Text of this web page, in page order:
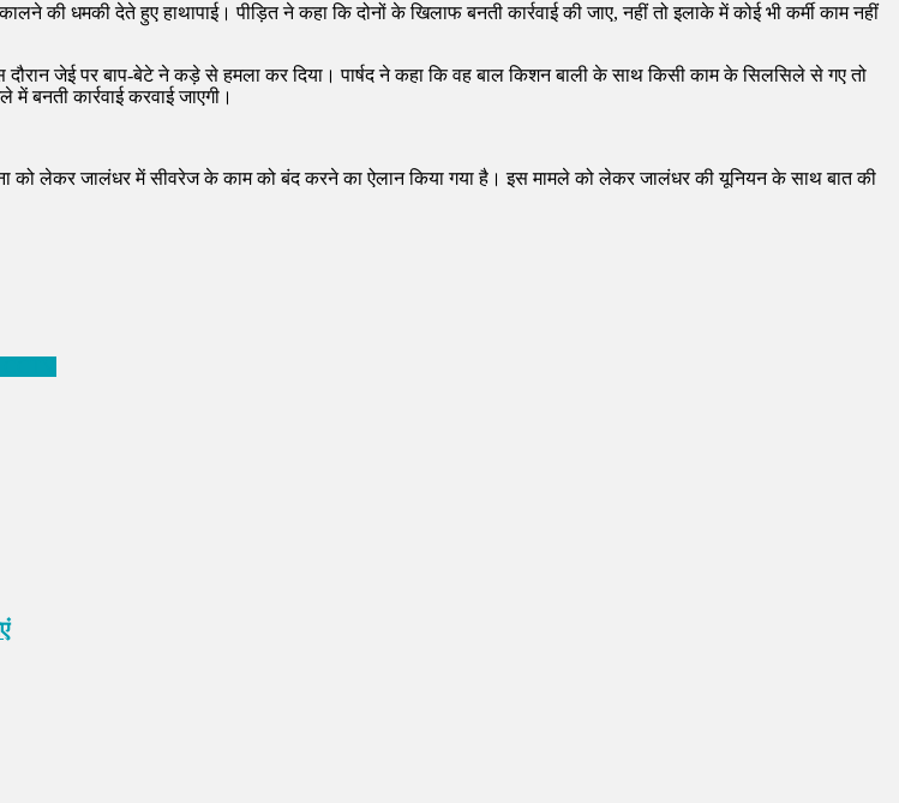
की धमकी देते हुए हाथापाई। पीड़ित ने कहा कि दोनों के खिलाफ बनती कार्रवाई की जाए, नहीं तो इलाके में कोई भी कर्मी काम नहीं
जेई पर बाप-बेटे ने कड़े से हमला कर दिया। पार्षद ने कहा कि वह बाल किशन बाली के साथ किसी काम के सिलसिले से गए तो
बनती कार्रवाई करवाई जाएगी।
को लेकर जालंधर में सीवरेज के काम को बंद करने का ऐलान किया गया है। इस मामले को लेकर जालंधर की यूनियन के साथ बात की